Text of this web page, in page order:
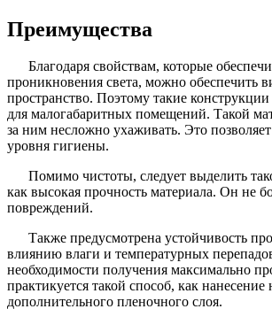
Преимущества
Благодаря свойствам, которые
проникновения света, можно обеспечить
пространство. Поэтому такие конструкции
для малогабаритных помещений. Такой
за ним несложно ухаживать. Это
уровня гигиены.
Помимо чистоты, следует выделить
как высокая прочность материала. Он не
повреждений.
Также предусмотрена устойчивость
влиянию влаги и температурных
необходимости получения максимально
практикуется такой способ, как нанесение
дополнительного пленочного слоя.